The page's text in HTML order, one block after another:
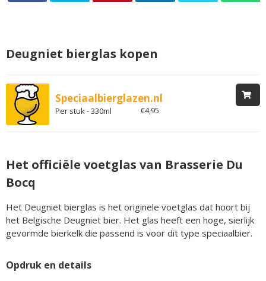
Deugniet bierglas kopen
Speciaalbierglazen.nl
Per stuk - 330ml €4,95
Het officiële voetglas van Brasserie Du
Bocq
Het Deugniet bierglas is het originele voetglas dat hoort bij
het Belgische Deugniet bier. Het glas heeft een hoge, sierlijk
gevormde bierkelk die passend is voor dit type speciaalbier.
Opdruk en details